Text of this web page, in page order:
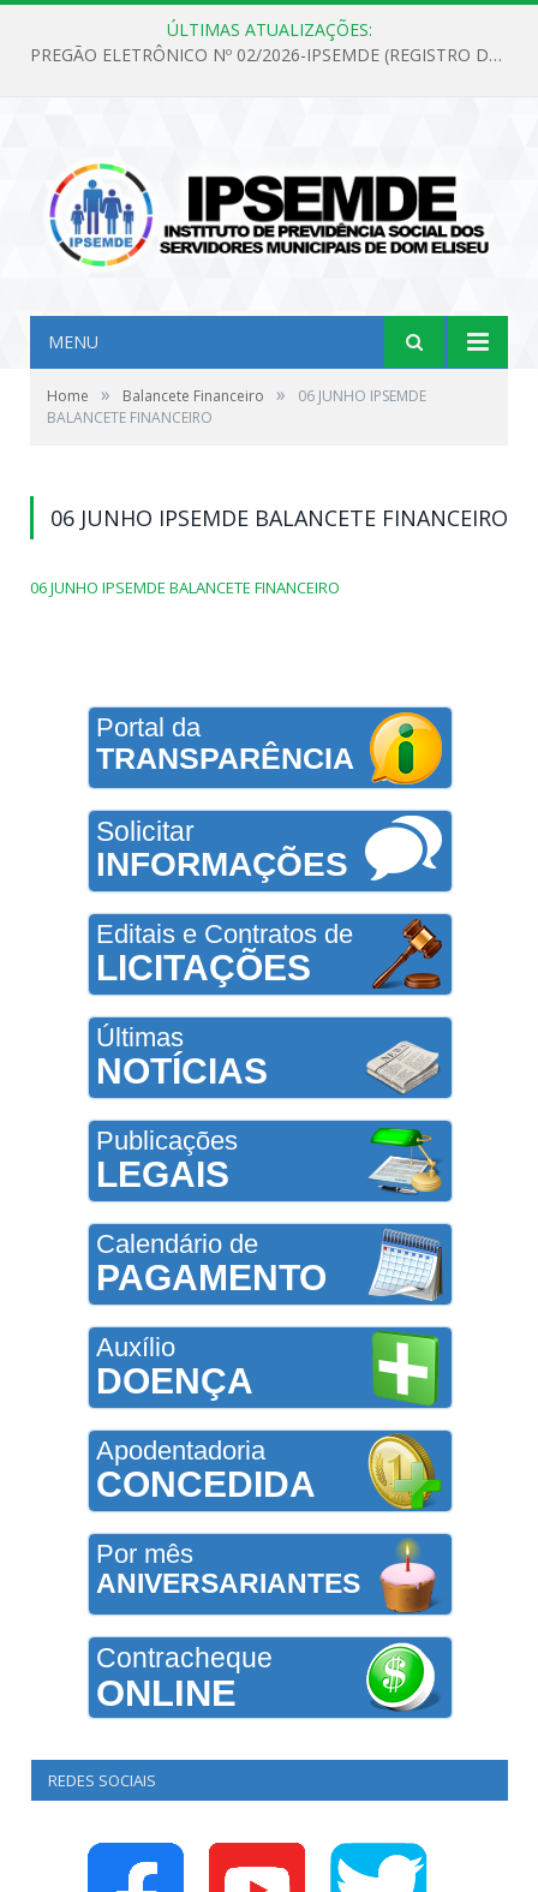
ÚLTIMAS ATUALIZAÇÕES:
PREGÃO ELETRÔNICO Nº 02/2026-IPSEMDE (REGISTRO DE PREÇOS PARA FUTURA E EVENTUAL AQUISIÇÃO DE MATERIAL DE LIMPEZA E GÊNEROS ALIMENTÍCIOS PARA ATENDER AS NECESSIDADES DO INSTITUTO DE PREVIDÊNCIA SOCIAL DOS SERVIDORES MUNICIPAIS DE DOM ELISEU.)
MENU
Home » Balancete Financeiro »
06 JUNHO IPSEMDE
BALANCETE FINANCEIRO
06 JUNHO IPSEMDE BALANCETE FINANCEIRO
06 JUNHO IPSEMDE BALANCETE FINANCEIRO
Portal da
TRANSPARÊNCIA
Solicitar
INFORMAÇÕES
Editais e Contratos de
LICITAÇÕES
Últimas
NOTÍCIAS
Publicações
LEGAIS
Calendário de
PAGAMENTO
Auxílio
DOENÇA
Apodentadoria
CONCEDIDA
Por mês
ANIVERSARIANTES
Contracheque
ONLINE
REDES SOCIAIS